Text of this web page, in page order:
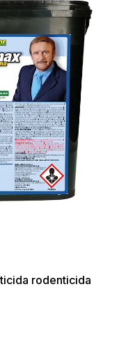
rodenticida